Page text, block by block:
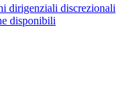
dirigenziali discrezionali
disponibili